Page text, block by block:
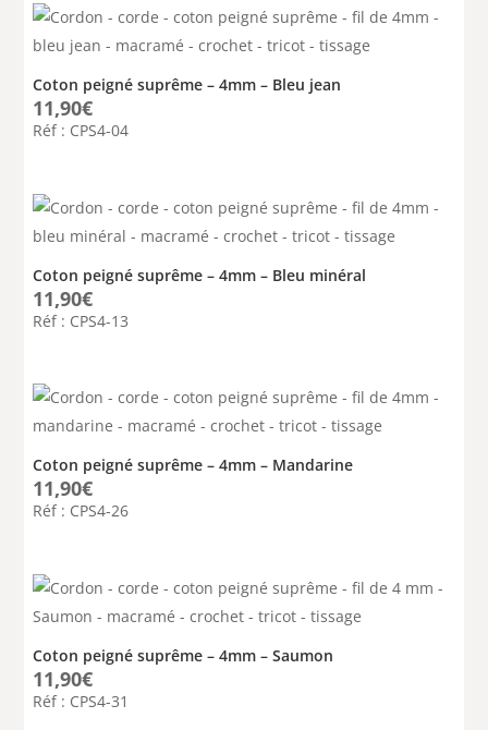
Coton peigné suprême – 4mm – Bleu jean
11,90€
Réf : CPS4-04
Coton peigné suprême – 4mm – Bleu minéral
11,90€
Réf : CPS4-13
Coton peigné suprême – 4mm – Mandarine
11,90€
Réf : CPS4-26
Coton peigné suprême – 4mm – Saumon
11,90€
Réf : CPS4-31